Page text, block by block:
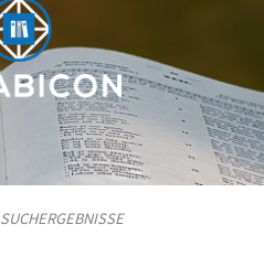
SUCHERGEBNISSE